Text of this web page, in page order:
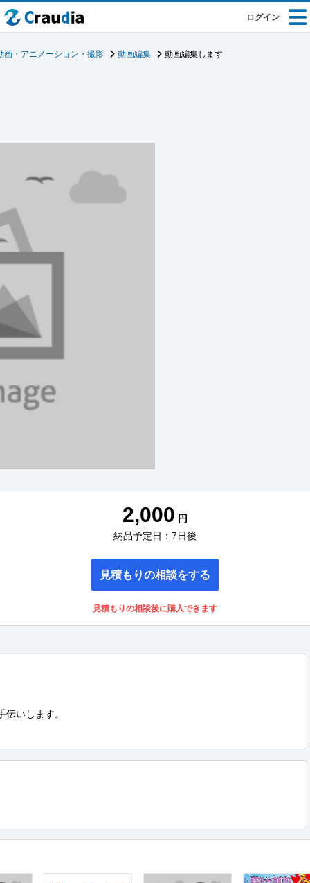
ログイン
画・アニメーション・撮影 動画編集 動画編集します
2,000 円
納品予定日：7日後
見積もりの相談をする
見積もりの相談後に購入できます
いします。